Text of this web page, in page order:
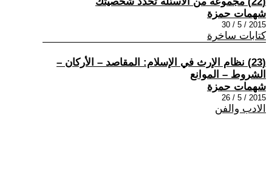
شهمات حمزة
2015 / 5 / 30
كتابات ساخرة
(23) نظام الإرث في الإسلام: المقاصد – الأركان –
الشروط – الموانع
شهمات حمزة
2015 / 5 / 26
الادب والفن